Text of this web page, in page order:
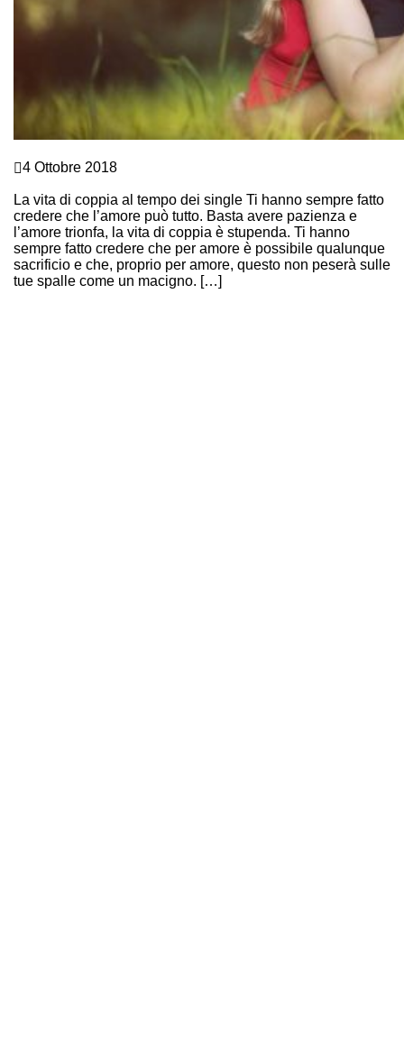
4 Ottobre 2018
La vita di coppia al tempo dei single Ti hanno sempre fatto
credere che l’amore può tutto. Basta avere pazienza e
l’amore trionfa, la vita di coppia è stupenda. Ti hanno
sempre fatto credere che per amore è possibile qualunque
sacrificio e che, proprio per amore, questo non peserà sulle
tue spalle come un macigno. […]